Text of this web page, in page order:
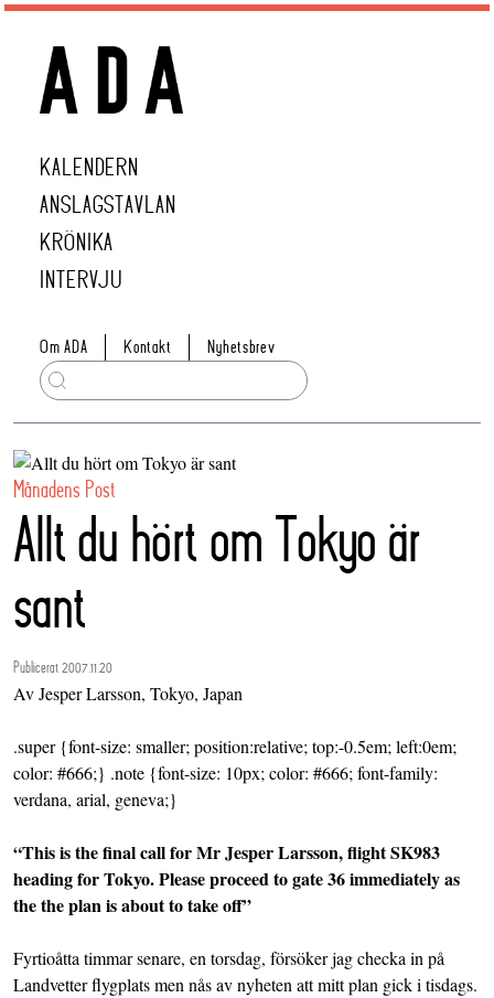
KALENDERN
ANSLAGSTAVLAN
KRÖNIKA
INTERVJU
Om ADA Kontakt Nyhetsbrev
Månadens Post
Allt du hört om Tokyo är
sant
Publicerat 2007.11.20
Av Jesper Larsson, Tokyo, Japan
.super {font-size: smaller; position:relative; top:-0.5em; left:0em;
color: #666;} .note {font-size: 10px; color: #666; font-family:
verdana, arial, geneva;}
“This is the final call for Mr Jesper Larsson, flight SK983
heading for Tokyo. Please proceed to gate 36 immediately as
the the plan is about to take off”
Fyrtioåtta timmar senare, en torsdag, försöker jag checka in på
Landvetter flygplats men nås av nyheten att mitt plan gick i tisdags.